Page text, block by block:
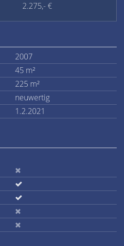
2.275,- €
2007
45 m²
225 m²
neuwertig
1.2.2021